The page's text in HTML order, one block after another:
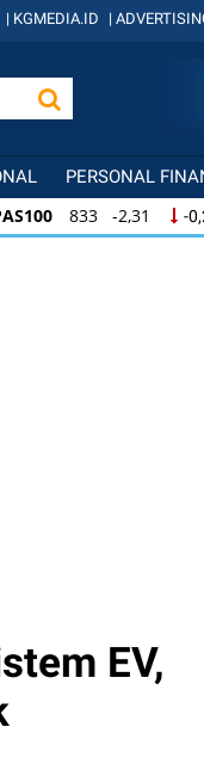
| KGMEDIA.ID |
PERSONAL
833 -2,31 -
833 -2,31 -
EV,